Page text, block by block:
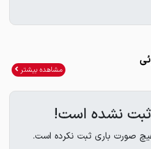
مشاهده بیشتر
نشده است!
صورت باری ثبت نکرده است.